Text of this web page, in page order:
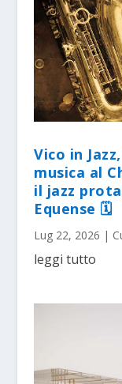
Vico in
musica al
il jazz
Equense 🗓
Lug 22, 2026 |
leggi tutto